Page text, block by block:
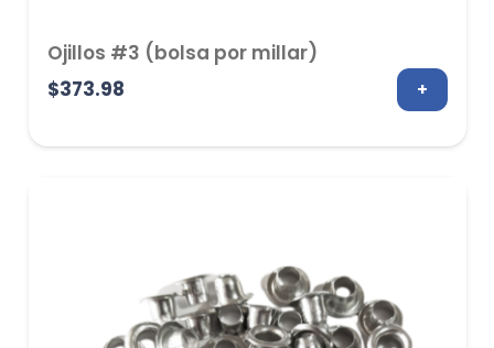
Ojillos #3 (bolsa por millar)
$373.98 +